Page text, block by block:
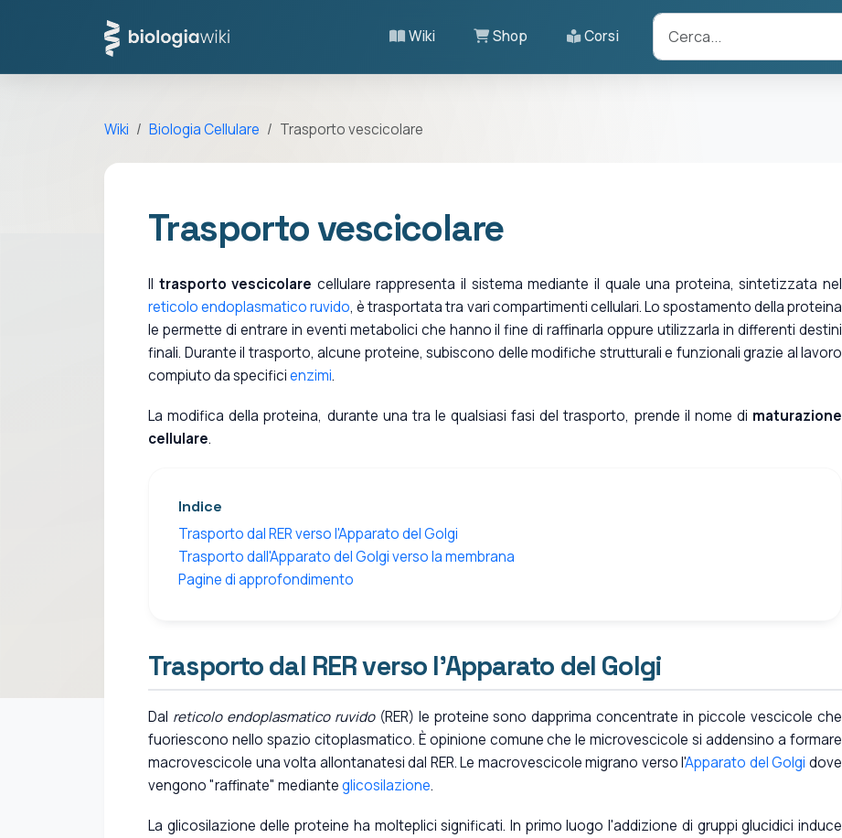
Wiki Shop Corsi
Wiki Biologia Cellulare Trasporto vescicolare
Trasporto vescicolare
Il trasporto vescicolare cellulare rappresenta il sistema mediante il quale una proteina, sintetizzata nel
reticolo endoplasmatico ruvido, è trasportata tra vari compartimenti cellulari. Lo spostamento della proteina
le permette di entrare in eventi metabolici che hanno il fine di raffinarla oppure utilizzarla in differenti destini
finali. Durante il trasporto, alcune proteine, subiscono delle modifiche strutturali e funzionali grazie al lavoro
compiuto da specificienzimi.
La modifica della proteina, durante una tra le qualsiasi fasi del trasporto, prende il nome di maturazione
cellulare.
Indice
Trasporto dal RER verso l'Apparato del Golgi
Trasporto dall'Apparato del Golgi verso la membrana
Pagine di approfondimento
Trasporto dal RER verso l'Apparato del Golgi
Dal reticolo endoplasmatico ruvido(RER) le proteine sono dapprima concentrate in piccole vescicole che
fuoriescono nello spazio citoplasmatico. È opinione comune che le microvescicole si addensino a formare
macrovescicole una volta allontanatesi dal RER. Le macrovescicole migrano verso l'Apparato del Golgi dove
vengono "raffinate" medianteglicosilazione.
La glicosilazione delle proteine ha molteplici significati. In primo luogo l'addizione di gruppi glucidici induce